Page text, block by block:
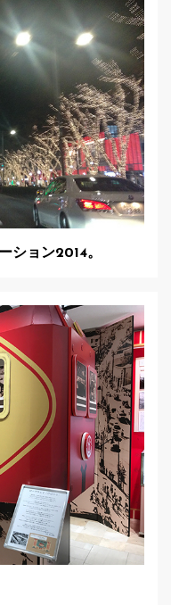
ション2014。